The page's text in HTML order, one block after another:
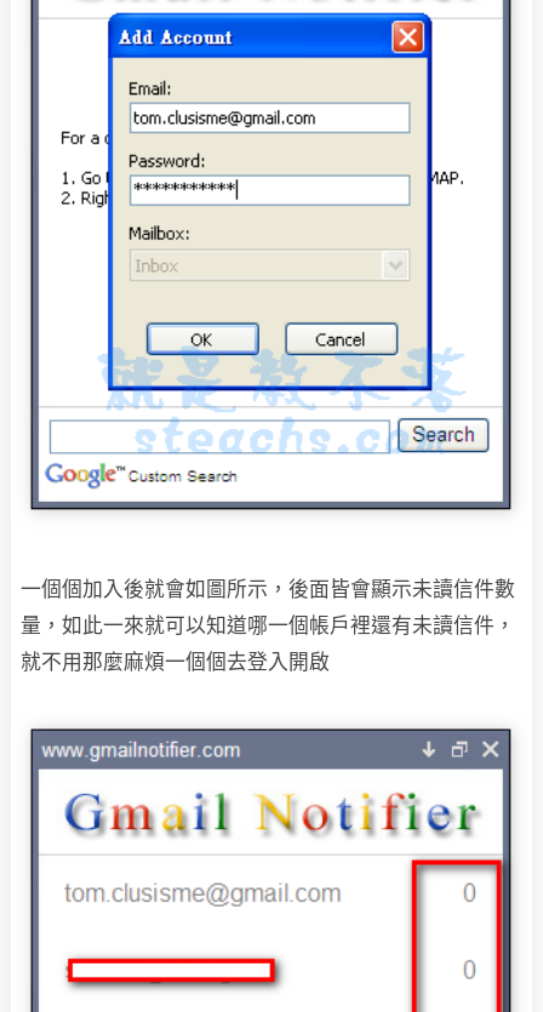
一個個加入後就會如圖所示，後面皆會顯示未讀信件數
量，如此一來就可以知道哪一個帳戶裡還有未讀信件，
就不用那麼麻煩一個個去登入開啟